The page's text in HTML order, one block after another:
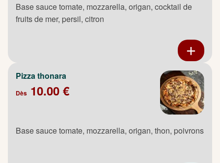
Base sauce tomate, mozzarella, origan, cocktail de
fruits de mer, persil, citron
Pizza thonara
Dès 10.00 €
Base sauce tomate, mozzarella, origan, thon, poivrons